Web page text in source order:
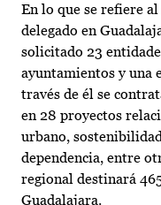
En lo que se refiere
delegado en
solicitado 23
ayuntamientos y una
través de él se
en 28 proyectos
urbano,
dependencia, entre
regional destinará
Guadalajara.